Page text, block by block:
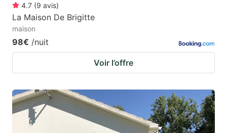
4.7 (9 avis)
La Maison De Brigitte
maison
98€ /nuit
Voir l’offre